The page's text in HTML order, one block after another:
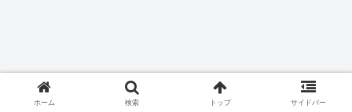
ホーム 検索 トップ サイドバー